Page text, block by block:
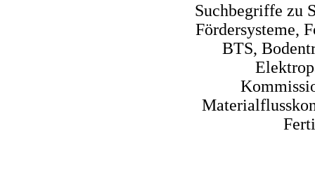
Suchbegriffe zu
Fördersysteme,
BTS,